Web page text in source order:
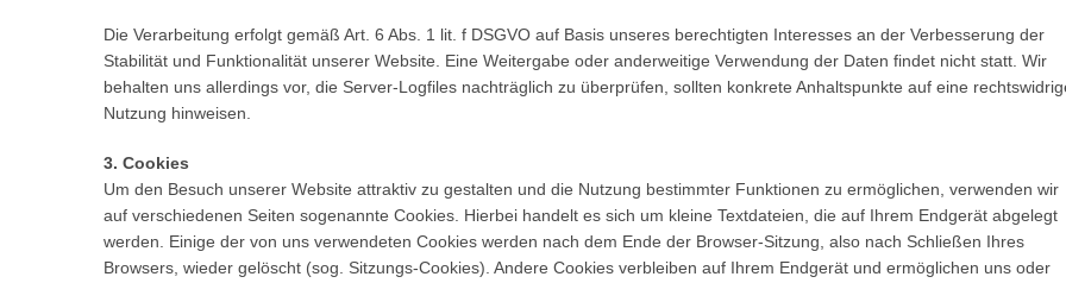
Die Verarbeitung erfolgt gemäß Art. 6 Abs. 1 lit. f DSGVO auf Basis unseres berechtigten Interesses an der Verbesserung der
Stabilität und Funktionalität unserer Website. Eine Weitergabe oder anderweitige Verwendung der Daten findet nicht statt. Wir
behalten uns allerdings vor, die Server-Logfiles nachträglich zu überprüfen, sollten konkrete Anhaltspunkte auf eine
Nutzung hinweisen.
3. Cookies
Um den Besuch unserer Website attraktiv zu gestalten und die Nutzung bestimmter Funktionen zu ermöglichen, verwenden wir
auf verschiedenen Seiten sogenannte Cookies. Hierbei handelt es sich um kleine Textdateien, die auf Ihrem Endgerät abgelegt
werden. Einige der von uns verwendeten Cookies werden nach dem Ende der Browser-Sitzung, also nach Schließen Ihres
Browsers, wieder gelöscht (sog. Sitzungs-Cookies). Andere Cookies verbleiben auf Ihrem Endgerät und ermöglichen uns oder